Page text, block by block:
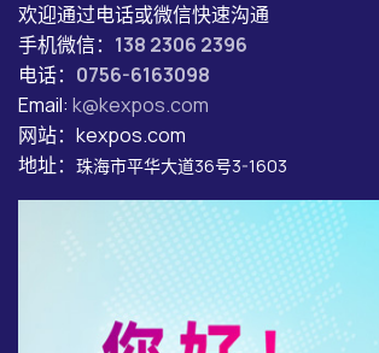
欢迎通过电话或微信快速沟通
手机微信： 138 2306 2396
电话： 0756-6163098
Email: k@kexpos.com
网站：kexpos.com
地址： 珠海市平华大道36号3-1603